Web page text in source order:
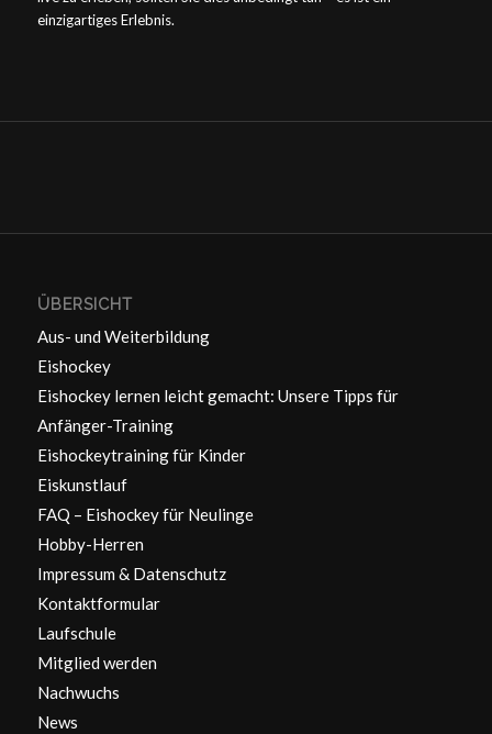
einzigartiges Erlebnis.
ÜBERSICHT
Aus- und Weiterbildung
Eishockey
Eishockey lernen leicht gemacht: Unsere Tipps für
Anfänger-Training
Eishockeytraining für Kinder
Eiskunstlauf
FAQ – Eishockey für Neulinge
Hobby-Herren
Impressum & Datenschutz
Kontaktformular
Laufschule
Mitglied werden
Nachwuchs
News